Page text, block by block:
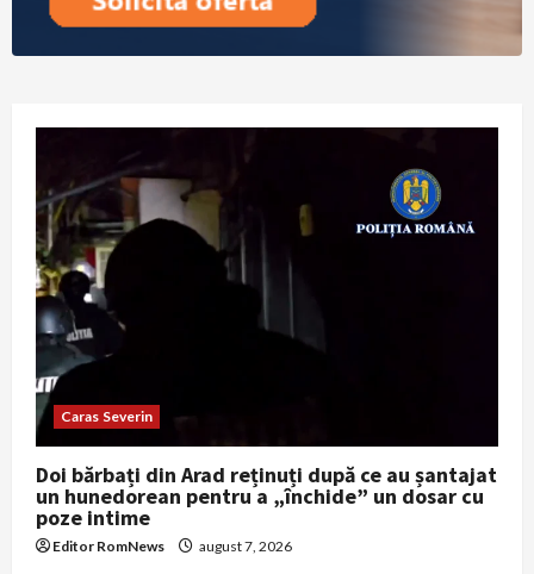
Caras Severin
Doi bărbați din Arad reținuți după ce au șantajat
un hunedorean pentru a „închide” un dosar cu
poze intime
Editor RomNews august 7, 2026